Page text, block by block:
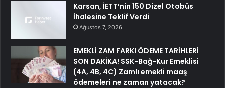
Karsan, İETT’nin 150 Dizel Otobüs
İhalesine Teklif Verdi
Ağustos 7, 2026
EMEKLİ ZAM FARKI ÖDEME TARİHLERİ
SON DAKİKA! SSK-Bağ-Kur Emeklisi
(4A, 4B, 4C) Zamlı emekli maaş
ödemeleri ne zaman yatacak?